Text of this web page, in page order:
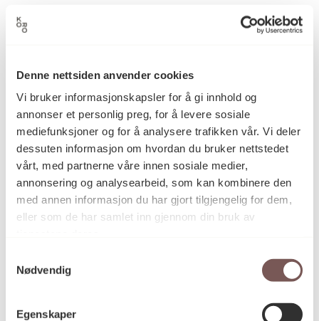
Denne nettsiden anvender cookies
Vi bruker informasjonskapsler for å gi innhold og
annonser et personlig preg, for å levere sosiale
mediefunksjoner og for å analysere trafikken vår. Vi deler
dessuten informasjon om hvordan du bruker nettstedet
vårt, med partnerne våre innen sosiale medier,
annonsering og analysearbeid, som kan kombinere den
med annen informasjon du har gjort tilgjengelig for dem,
eller som de har samlet inn gjennom din bruk av
Nødvendig
Egenskaper
Begitning, Brenning, Keramikk,
materiale
Rødleire, begitning, brenning
Mål
Høyde (krukke 1): 58cm
Diameter (krukke 1): 100,5cm
Høyde (krukke 2): 45cm